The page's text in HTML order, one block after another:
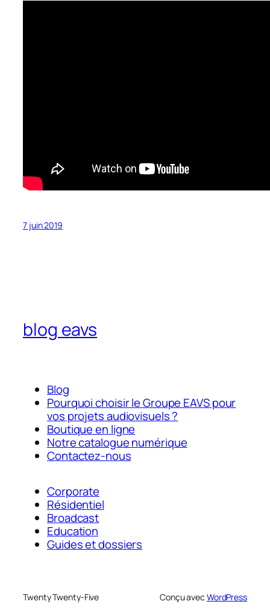
7 juin 2019
blog eavs
Blog
Pourquoi choisir le Groupe EAVS pour
vos projets audiovisuels ?
Boutique en ligne
Notre catalogue numérique
Contactez-nous
Corporate
Résidentiel
Broadcast
Education
Guides et dossiers
Twenty Twenty-Five Conçu avec WordPress